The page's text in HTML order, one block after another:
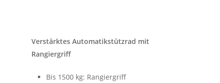
Verstärktes Automatikstützrad mit
Rangiergriff
Bis 1500 kg: Rangiergriff